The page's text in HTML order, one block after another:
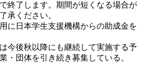
終了します。期間が短くなる場合が
承ください。
に日本学生支援機構からの助成金を
今後秋以降にも継続して実施する予
・団体を引き続き募集している。